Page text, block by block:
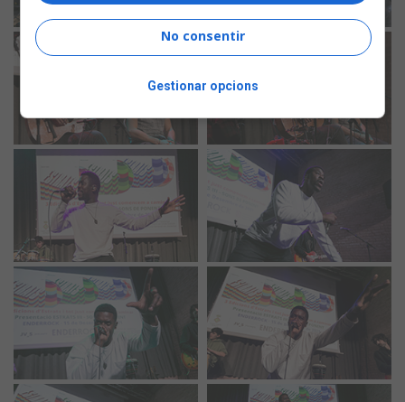
No consentir
Gestionar opcions